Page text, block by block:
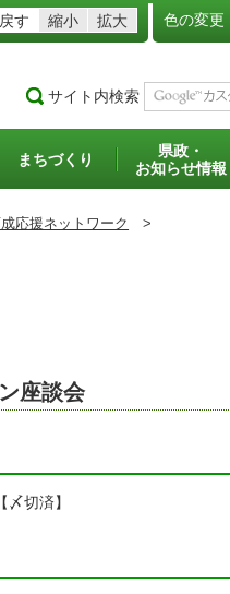
す 縮小 拡大 色の変更
サイト内検索
まちづくり
県政・
お知らせ情報
応援ネットワーク
>
座談会
切済】